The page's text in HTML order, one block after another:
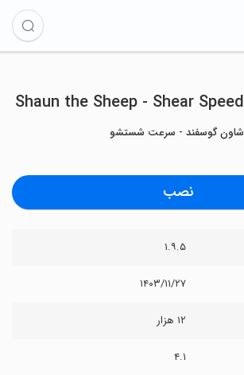
Shaun the Sheep - Shear Speed
شاون گوسفند - سرعت شستشو
نصب
۱.۹.۵
۱۴۰۳/۱۱/۲۷
۱۲ هزار
۴.۱